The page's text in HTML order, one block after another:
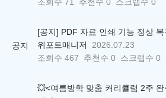
공지
위포트매니저
2026.07.23
조회수 467 추천수 0 스크랩수 0